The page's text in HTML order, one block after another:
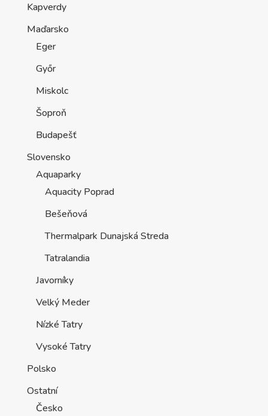
Kapverdy
Maďarsko
Eger
Győr
Miskolc
Šoproň
Budapešť
Slovensko
Aquaparky
Aquacity Poprad
Bešeňová
Thermalpark Dunajská Streda
Tatralandia
Javorníky
Velký Meder
Nízké Tatry
Vysoké Tatry
Polsko
Ostatní
Česko